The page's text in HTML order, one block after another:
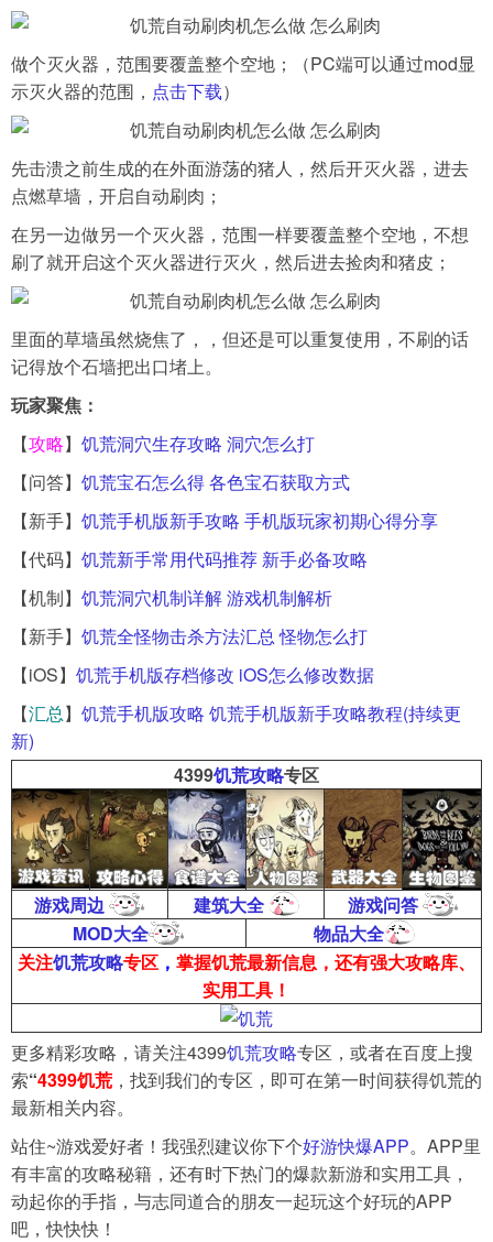
做个灭火器，范围要覆盖整个空地；（PC端可以通过mod显
示灭火器的范围， 点击下载）
先击溃之前生成的在外面游荡的猪人，然后开灭火器，进去
点燃草墙，开启自动刷肉；
在另一边做另一个灭火器，范围一样要覆盖整个空地，不想
刷了就开启这个灭火器进行灭火，然后进去捡肉和猪皮；
里面的草墙虽然烧焦了，，但还是可以重复使用，不刷的话
记得放个石墙把出口堵上。
玩家聚焦：
【攻略】 饥荒洞穴生存攻略 洞穴怎么打
【问答】 饥荒宝石怎么得 各色宝石获取方式
【新手】 饥荒手机版新手攻略 手机版玩家初期心得分享
【代码】 饥荒新手常用代码推荐 新手必备攻略
【机制】 饥荒洞穴机制详解 游戏机制解析
【新手】 饥荒全怪物击杀方法汇总 怪物怎么打
【iOS】 饥荒手机版存档修改 iOS怎么修改数据
【汇总】 饥荒手机版攻略 饥荒手机版新手攻略教程(持续更
新)
4399饥荒攻略专区
游戏周边 建筑大全
游戏问答
MOD大全
物品大全
关注饥荒攻略专区 ， 掌握饥荒最新信息，还有强大攻略库、
实用工具！
更多精彩攻略，请关注4399饥荒攻略专区，或者在百度上搜
索“4399饥荒 ，找到我们的专区，即可在第一时间获得饥荒的
最新相关内容。
站住~游戏爱好者！我强烈建议你下个好游快爆APP。APP里
有丰富的攻略秘籍，还有时下热门的爆款新游和实用工具，
动起你的手指，与志同道合的朋友一起玩这个好玩的APP
吧，快快快！